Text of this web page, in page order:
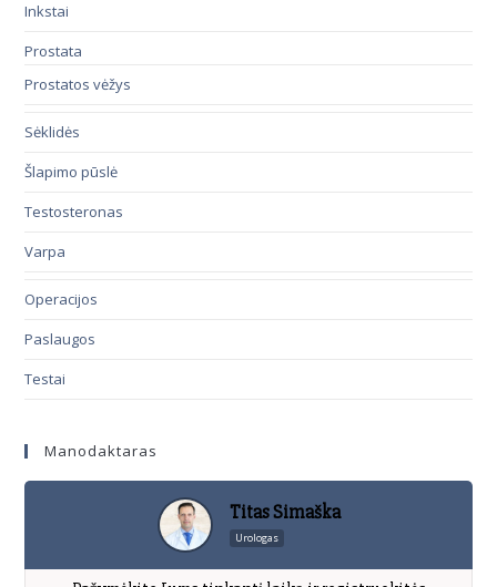
Inkstai
Prostata
Prostatos vėžys
Sėklidės
Šlapimo pūslė
Testosteronas
Varpa
Operacijos
Paslaugos
Testai
Manodaktaras
Titas Simaška
Urologas